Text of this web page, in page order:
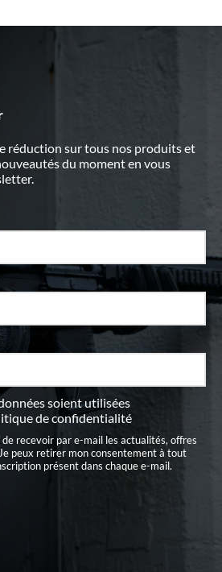
réduction sur tous nos produits et
du moment en vous
soient utilisées
de confidentialité
recevoir par e-mail les actualités, offres
peux retirer mon consentement à tout
présent dans chaque e-mail.